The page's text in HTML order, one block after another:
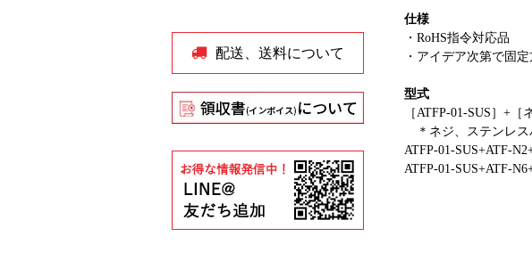
仕様
・RoHS指令対応品
・アイデア次第で固
型式
［ATFP-01-SUS］+
＊ネジ、ステンレス
ATFP-01-SUS+ATF-
ATFP-01-SUS+ATF-
配送、送料について